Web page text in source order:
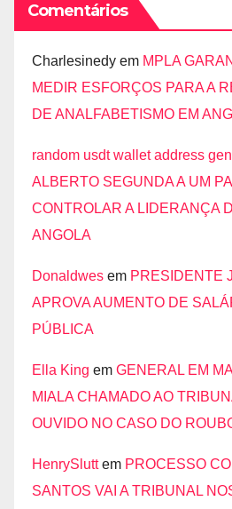
Comentários
Charlesinedy em MPLA
MEDIR ESFORÇOS PARA A
DE ANALFABETISMO EM
random usdt wallet address
ALBERTO SEGUNDA A UM
CONTROLAR A LIDERANÇA
ANGOLA
Donaldwes em PRESIDENTE
APROVA AUMENTO DE
PÚBLICA
Ella King em GENERAL EM
MIALA CHAMADO AO
OUVIDO NO CASO DO
HenrySluttem PROCESSO
SANTOS VAI A TRIBUNAL